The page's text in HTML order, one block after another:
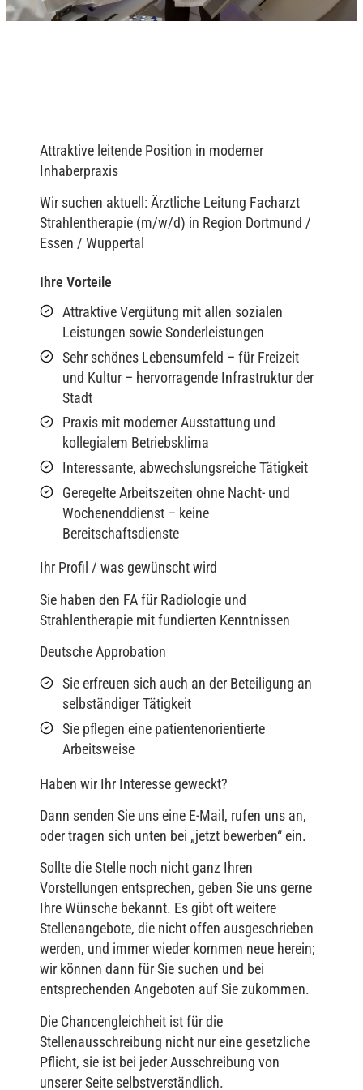
Attraktive leitende Position in moderner
Inhaberpraxis
Wir suchen aktuell: Ärztliche Leitung Facharzt
Strahlentherapie (m/w/d) in Region Dortmund /
Essen / Wuppertal
Ihre Vorteile
Attraktive Vergütung mit allen sozialen
Leistungen sowie Sonderleistungen
Sehr schönes Lebensumfeld – für Freizeit
und Kultur – hervorragende Infrastruktur der
Stadt
Praxis mit moderner Ausstattung und
kollegialem Betriebsklima
Interessante, abwechslungsreiche Tätigkeit
Geregelte Arbeitszeiten ohne Nacht- und
Wochenenddienst – keine
Bereitschaftsdienste
Ihr Profil / was gewünscht wird
Sie haben den FA für Radiologie und
Strahlentherapie mit fundierten Kenntnissen
Deutsche Approbation
Sie erfreuen sich auch an der Beteiligung an
selbständiger Tätigkeit
Sie pflegen eine patientenorientierte
Arbeitsweise
Haben wir Ihr Interesse geweckt?
Dann senden Sie uns eine E-Mail, rufen uns an,
oder tragen sich unten bei „jetzt bewerben“ ein.
Sollte die Stelle noch nicht ganz Ihren
Vorstellungen entsprechen, geben Sie uns gerne
Ihre Wünsche bekannt. Es gibt oft weitere
Stellenangebote, die nicht offen ausgeschrieben
werden, und immer wieder kommen neue herein;
wir können dann für Sie suchen und bei
entsprechenden Angeboten auf Sie zukommen.
Die Chancengleichheit ist für die
Stellenausschreibung nicht nur eine gesetzliche
Pflicht, sie ist bei jeder Ausschreibung von
unserer Seite selbstverständlich.